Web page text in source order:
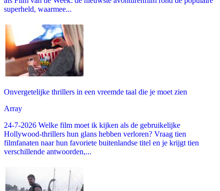
superheld, waarmee...
Onvergetelijke thrillers in een vreemde taal die je moet zien
Array
24-7-2026 Welke film moet ik kijken als de gebruikelijke
Hollywood-thrillers hun glans hebben verloren? Vraag tien
filmfanaten naar hun favoriete buitenlandse titel en je krijgt tien
verschillende antwoorden,...